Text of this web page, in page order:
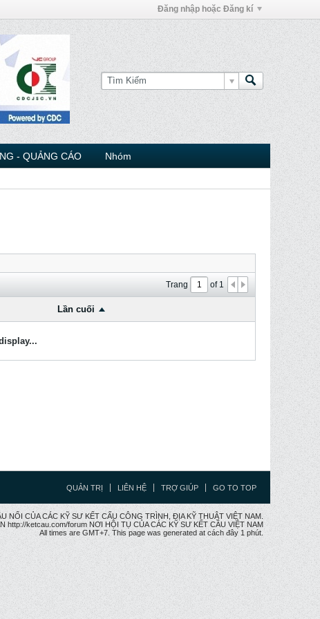
Đăng nhập hoặc Đăng kí
- QUẢNG CÁO Nhóm
Trang of1
Lần cuối
QUẢN TRỊ LIÊN HỆ TRỢ GIÚP GO TO TOP
NỐI CỦA CÁC KỸ SƯ KẾT CẤU CÔNG TRÌNH, ĐỊA KỸ THUẬT VIỆT NAM.
http://ketcau.com/forum NƠI HỘI TỤ CỦA CÁC KỸ SƯ KẾT CÂU VIỆT NAM
All times are GMT+7. This page was generated at cách đây 1 phút.